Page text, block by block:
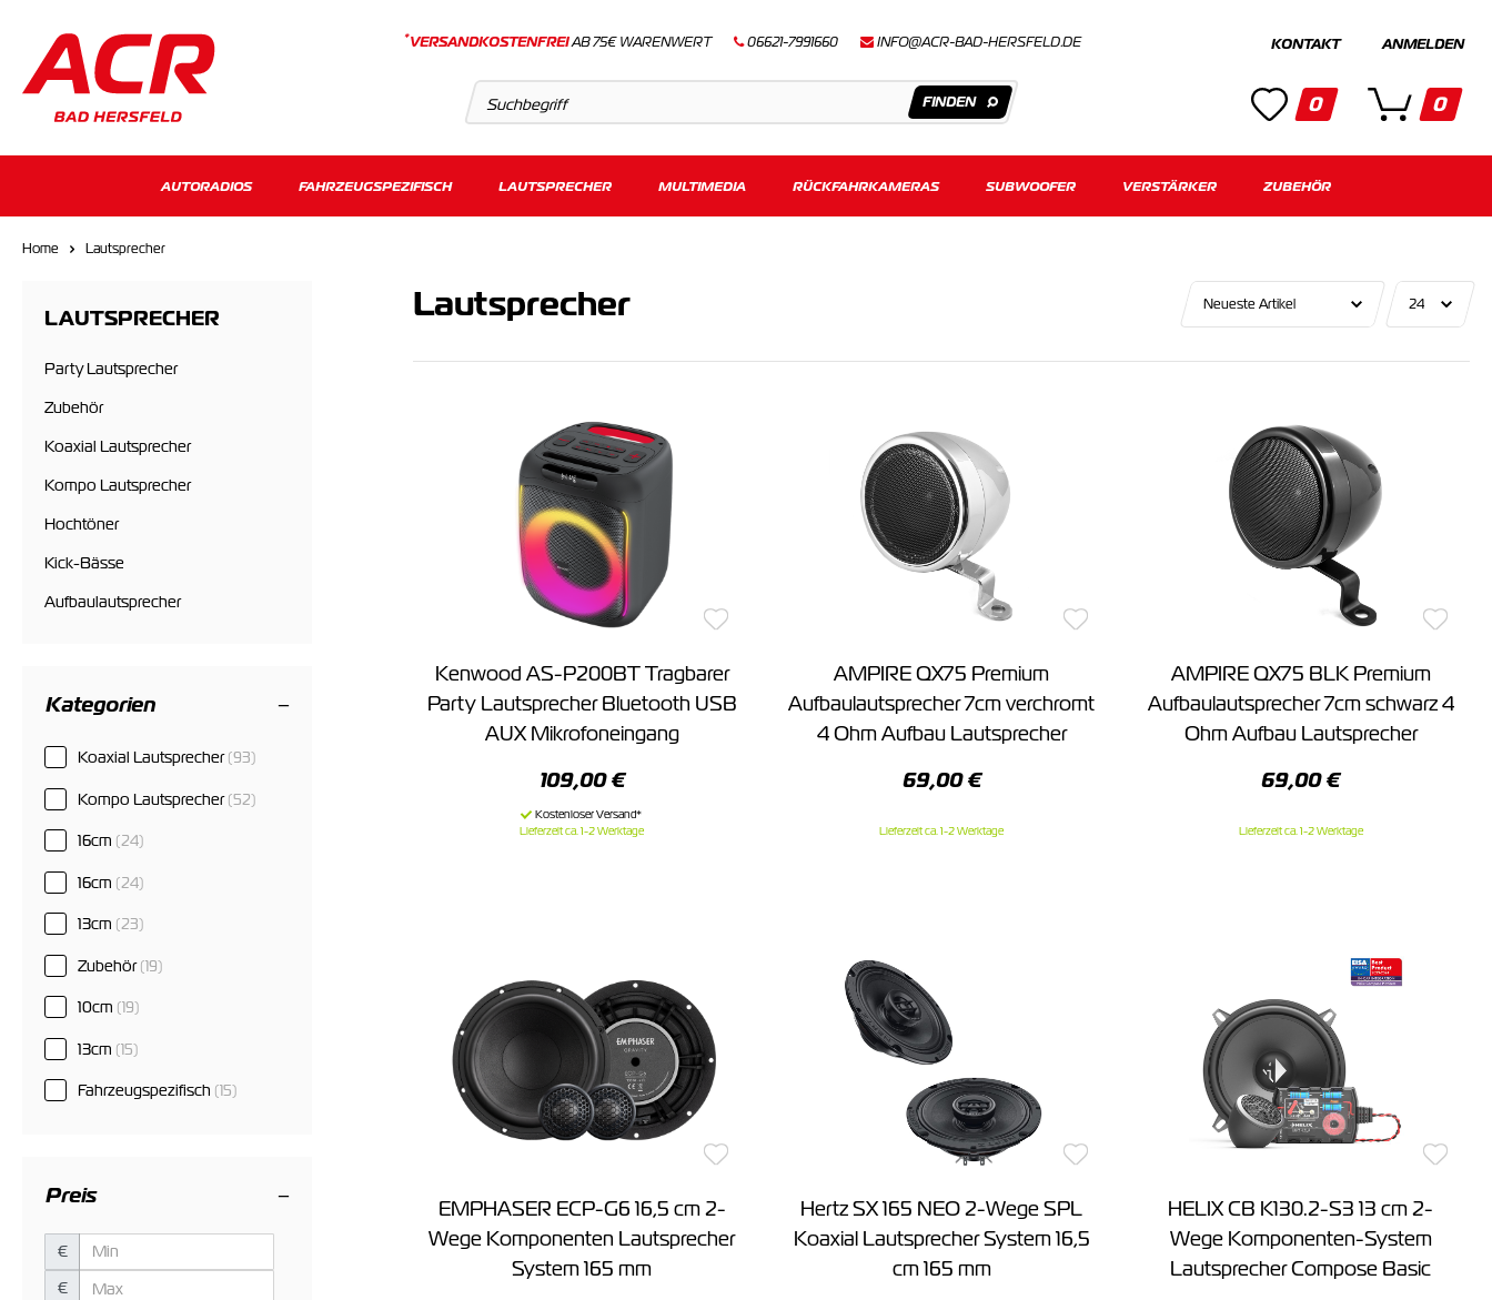
*VERSANDKOSTENFREIAB 75€ WARENWERT 06621-7991660 INFO@ACR-BAD-HERSFELD.DE
Artikel Kategorien
KONTAKT
0
ANMELDEN
0
AUTORADIOS FAHRZEUGSPEZIFISCH LAUTSPRECHER MULTIMEDIA RÜCKFAHRKAMERAS SUBWOOFER VERSTÄRKER ZUBEHÖR
Home Lautsprecher
LAUTSPRECHER
Zubehör
Koaxial Lautsprecher
Kompo Lautsprecher
Hochtöner
Kick-Bässe
Aufbaulautsprecher
Party Lautsprecher
Kategorien
Koaxial Lautsprecher(93)
Kompo Lautsprecher(52)
16cm (24)
16cm (24)
13cm (23)
Zubehör(19)
10cm (19)
13cm (15)
Fahrzeugspezifisch (15)
Preis
€
€
Lautsprecher
Kenwood AS-P200BT Tragbarer
Party Lautsprecher Bluetooth USB
AUX Mikrofoneingang
109,00 €
Lieferzeit ca. 1-2 Werktage
AMPIRE QX75 Premium
Aufbaulautsprecher 7cm verchromt
4 Ohm Aufbau Lautsprecher
69,00 €
Lieferzeit ca. 1-2 Werktage
AMPIRE QX75 BLK Premium
Aufbaulautsprecher 7cm schwarz 4
Ohm Aufbau Lautsprecher
69,00 €
Lieferzeit ca. 1-2 Werktage
EMPHASER ECP-G6 16,5 cm 2-
Wege Komponenten Lautsprecher
System 165 mm
Hertz SX 165 NEO 2-Wege SPL
Koaxial Lautsprecher System 16,5
cm 165 mm
HELIX CB K130.2-S3 13 cm 2-
Wege Komponenten-System
Lautsprecher Compose Basic